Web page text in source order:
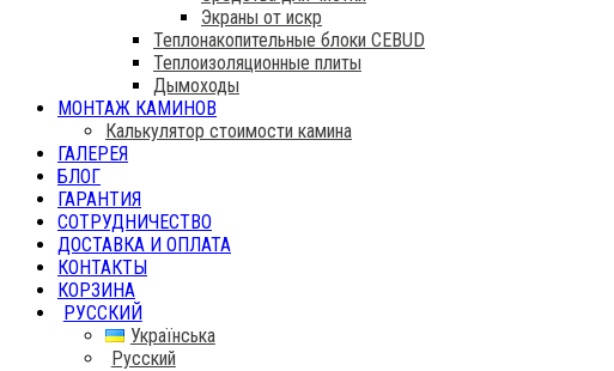
Экраны от искр
Теплонакопительные блоки CEBUD
Теплоизоляционные плиты
Дымоходы
МОНТАЖ КАМИНОВ
Калькулятор стоимости камина
ГАЛЕРЕЯ
БЛОГ
ГАРАНТИЯ
СОТРУДНИЧЕСТВО
ДОСТАВКА И ОПЛАТА
КОНТАКТЫ
КОРЗИНА
РУССКИЙ
Українська
Русский